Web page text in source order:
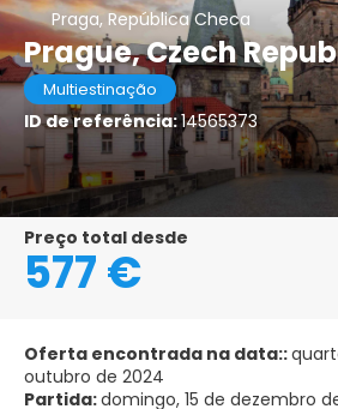
Praga, República Checa
Prague, Czech
Multiestinação
ID de referência:14565373
Preço total desde
577 €
Oferta encontrada na data::
outubro de 2024
Partida:domingo, 15 de dezembro